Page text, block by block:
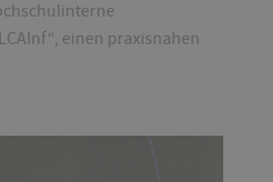
einen praxisnahen